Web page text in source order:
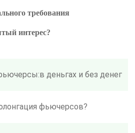
требования
интерес?
деньгах и без денег
фьючерсов?